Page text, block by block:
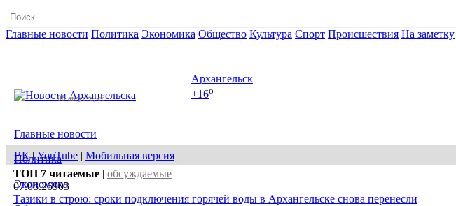
Главные новости Политика Экономика Общество Культура Спорт Происшествия На заметку
08 августа, сб
Архангельск
+16o
Главные новости
|
Политика
|
Экономика
|
ВК|YouTube | Мобильная версия
ТОП 7 читаемые | обсуждаемые
07.08.26903
Тазики в строю: сроки подключения горячей воды в Архангельске снова перенесли